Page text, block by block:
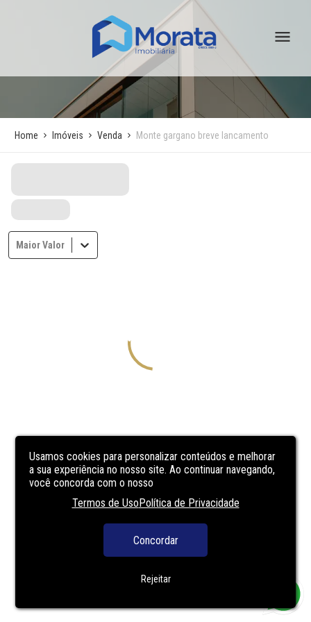
Usamos cookies para personalizar conteúdos e melhorar
a sua experiência no nosso site. Ao continuar navegando,
você concorda com o nosso
Termos de UsoPolítica de Privacidade
Concordar
Rejeitar
Home Imóveis Venda Monte gargano breve lancamento
Maior Valor